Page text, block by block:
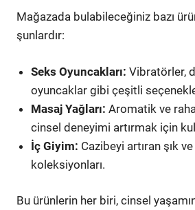
Mağazada bulabileceğiniz bazı
şunlardır:
Seks Oyuncakları: Vibratörler,
oyuncaklar gibi çeşitli
Masaj Yağları: Aromatik ve
cinsel deneyimi artırmak için
İç Giyim: Cazibeyi artıran şık
koleksiyonları.
Bu ürünlerin her biri, cinsel